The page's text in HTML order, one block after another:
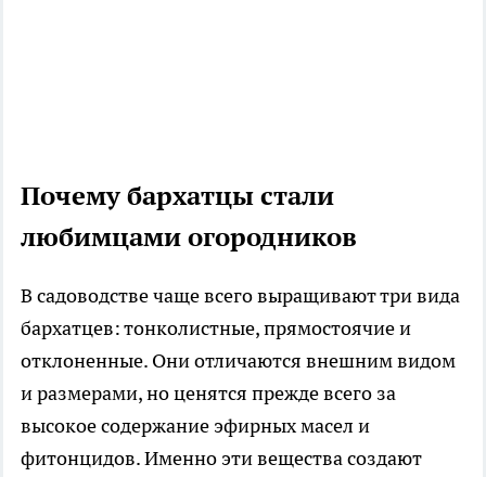
Почему бархатцы стали
любимцами огородников
В садоводстве чаще всего выращивают три вида
бархатцев: тонколистные, прямостоячие и
отклоненные. Они отличаются внешним видом
и размерами, но ценятся прежде всего за
высокое содержание эфирных масел и
фитонцидов. Именно эти вещества создают